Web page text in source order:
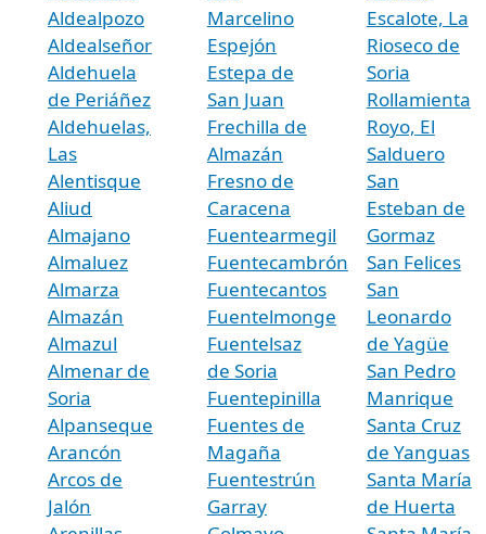
Aldealpozo
Aldealseñor
Aldehuela
de Periáñez
Aldehuelas,
Las
Alentisque
Aliud
Almajano
Almaluez
Almarza
Almazán
Almazul
Almenar de
Soria
Alpanseque
Arancón
Arcos de
Jalón
Marcelino
Espejón
Estepa de
San Juan
Frechilla de
Almazán
Fresno de
Caracena
Fuentearmegil
Fuentecambrón
Fuentecantos
Fuentelmonge
Fuentelsaz
de Soria
Fuentepinilla
Fuentes de
Magaña
Fuentestrún
Garray
Escalote, La
Rioseco de
Soria
Rollamienta
Royo, El
Salduero
San
Esteban de
Gormaz
San Felices
San
Leonardo
de Yagüe
San Pedro
Manrique
Santa Cruz
de Yanguas
Santa María
de Huerta